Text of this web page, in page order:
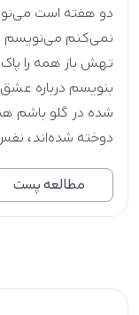
دو هفته است
نمی‌کنم می‌نویسم
تهش باز همه را پاک
بنویسم درباره
شده در گلو باشم
دوخته شده‌اند،
مطالعه پست